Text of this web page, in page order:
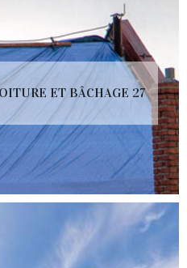
ET BÂCHAGE 27